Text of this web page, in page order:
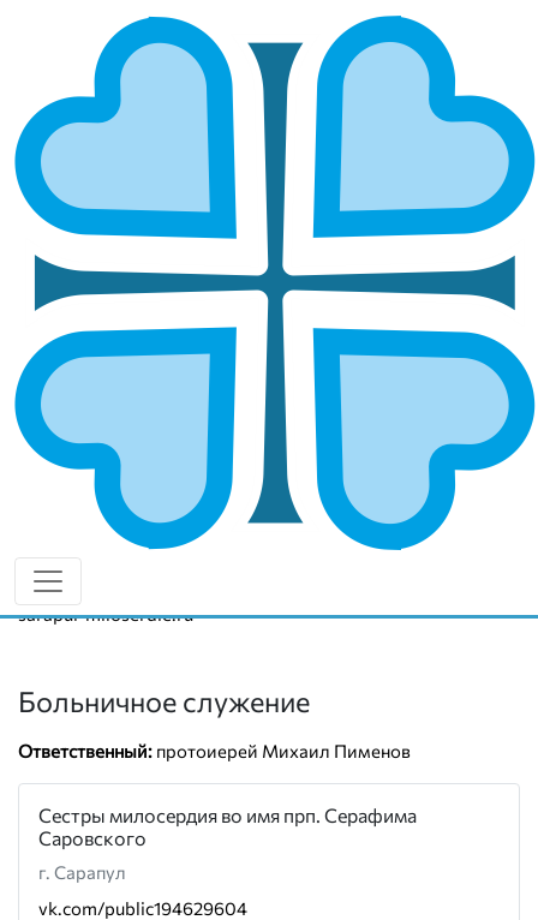
САРАПУЛЬСКАЯ И МОЖГИНСКАЯ
ГЛАВНАЯ
МИТРОПОЛИИ
САРАПУЛЬСКАЯ И МОЖГИНСКАЯ
Епархией управляет епископ Сарапульский и
Можгинский Павел.
ОСНОВНЫЕ НАПРАВЛЕНИЯ
РАБОТЫ
Социальное служение
Руководитель:протоиерей Михаил Пименов
8 (922) 682-32-34
sarapul-miloserdie.ru
Больничное служение
Ответственный: протоиерей Михаил Пименов
Сестры милосердия во имя прп. Серафима
Саровского
г. Сарапул
vk.com/public194629604